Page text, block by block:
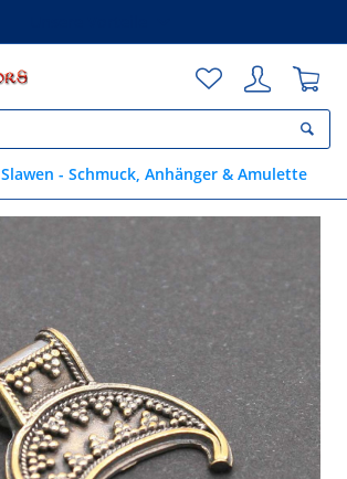
Slawen - Schmuck, Anhänger & Amulette